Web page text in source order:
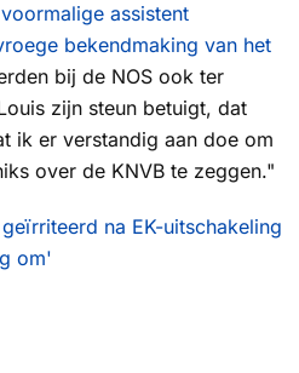
assistent
bekendmaking van het
bij de NOS ook ter
zijn steun betuigt, dat
ik er verstandig aan doe om
over de KNVB te zeggen."
na EK-uitschakeling
om'